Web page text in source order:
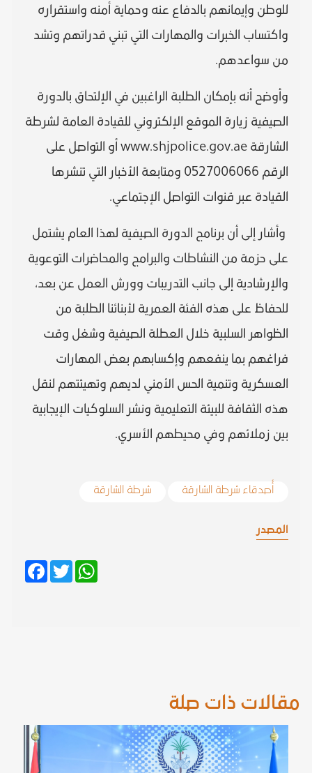
مقالات ذات صلة
للوطن وإيمانهم بالدفاع ‏عنه وحماية أمنه واستقراره
واكتساب الخبرات والمهارات التي تبني قدراتهم وتشد
من سواعدهم.
وأوضح أنه بإمكان الطلبة الراغبين في الإلتحاق بالدورة
الصيفية زيارة الموقع الإلكتروني للقيادة العامة لشرطة
الشارقة www.shjpolice.gov.ae أو التواصل على
الرقم 0527006066 ومتابعة الأخبار التي تنشرها
القيادة عبر قنوات التواصل الإجتماعي.
‫ وأشار إلى أن برنامج الدورة الصيفية لهذا العام يشتمل
على حزمة من النشاطات والبرامج والمحاضرات التوعوية
والإرشادية إلى جانب التدريبات وورش العمل عن بعد،
للحفاظ على هذه الفئة العمرية لأبنائنا الطلبة من
الظواهر السلبية خلال العطلة الصيفية وشغل وقت
فراغهم بما ينفعهم وإكسابهم بعض المهارات
العسكرية وتنمية الحس الأمني لديهم وتهيئتهم لنقل
هذه الثقافة للبيئة التعليمية ونشر السلوكيات الإيجابية
بين زملائهم وفي محيطهم الأسري.
أصدقاء شرطة الشارقة شرطة الشارقة
المصدر
Facebook
Twitter